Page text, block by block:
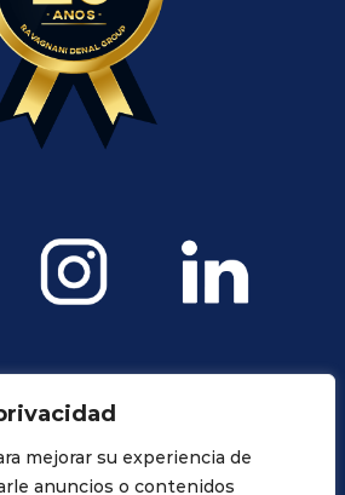
mejorar su experiencia de
anuncios o contenidos